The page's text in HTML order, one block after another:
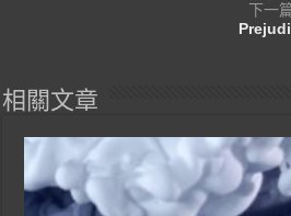
下一
相關文章